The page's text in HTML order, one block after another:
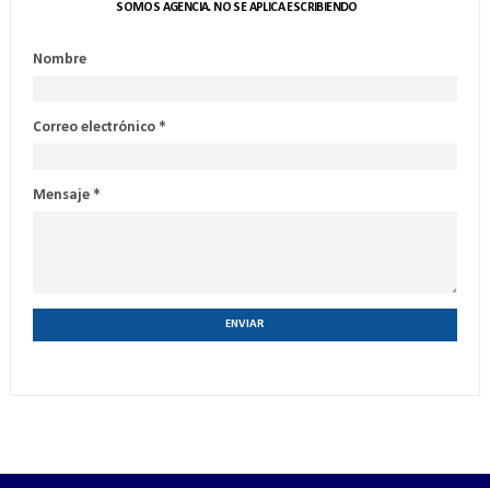
SOMOS AGENCIA. NO SE APLICA ESCRIBIENDO
Nombre
Correo electrónico *
Mensaje *